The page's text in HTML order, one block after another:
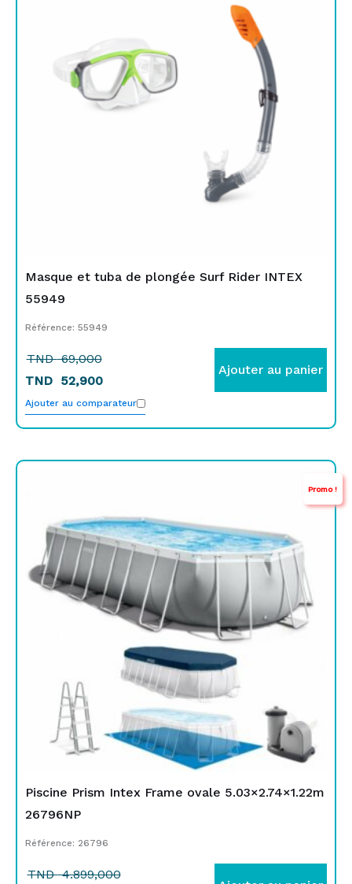
Masque et tuba de plongée Surf Rider INTEX
55949
Référence: 55949
TND69,000
69,000.
TND 52,900
52,900.
Ajouter au panier
Ajouter au comparateur
Promo !
Piscine Prism Intex Frame ovale 5.03×2.74×1.22m
26796NP
Référence: 26796
TND4.899,000
initial
était :
TND
4.899,000.
actuel
est :
TND
3.649,000.